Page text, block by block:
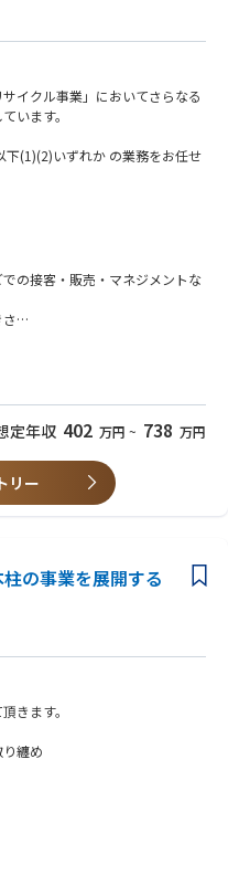
イクル事業」においてさらなる
います。
下(1)(2)いずれか の業務をお任せ
化」を通じて自走しながら成果
、組織内の営業力向上にも直接
い取り代理店営業（マネジメント
科医療機器の提案や導入後のフ
から回収（買い取り）いただき
属リサイクルの提案営業（コン
の"スクラップ"のサンプルをお
て見積を作成し、買取提案を行
客様を中心に担当しており、エ
曜は社内にて打合せや事務処
るメンバーが多いです。
毎週というイメージです。
ては「有り」という認識をお持
管理職になってから大阪もしく
ます。
マンとしての経験値を広く深く
の接客・販売・マネジメントな
ャーへの意欲
定年収 402 万円 ~ 738 万円
リー
の事業を展開する
きます。
纏め
との対応